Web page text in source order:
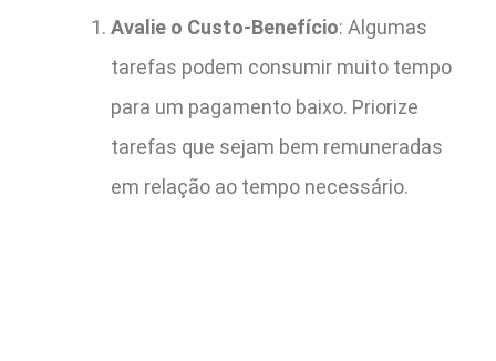
Avalie o Custo-Benefício: Algumas
tarefas podem consumir muito tempo
para um pagamento baixo. Priorize
tarefas que sejam bem remuneradas
em relação ao tempo necessário.